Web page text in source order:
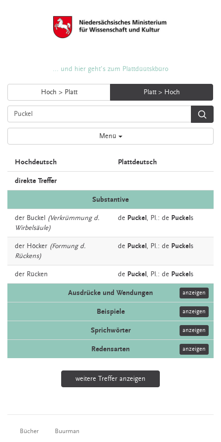
... und hier geht's zum Plattdüütskbüro
Hoch > Platt Platt > Hoch
Menü
Hochdeutsch Plattdeutsch
direkte Treffer
Substantive
der Buckel
(Verkrümmung d.
Wirbelsäule)
de Puckel , Pl.: de Puckel s
der Höcker (Formung d.
Rückens)
de Puckel , Pl.: de Puckel s
der Rücken de Puckel , Pl.: de Puckel s
Ausdrücke und Wendungen anzeigen
Beispiele anzeigen
Sprichwörter anzeigen
Redensarten anzeigen
weitere Treffer anzeigen
Bücher Buurman